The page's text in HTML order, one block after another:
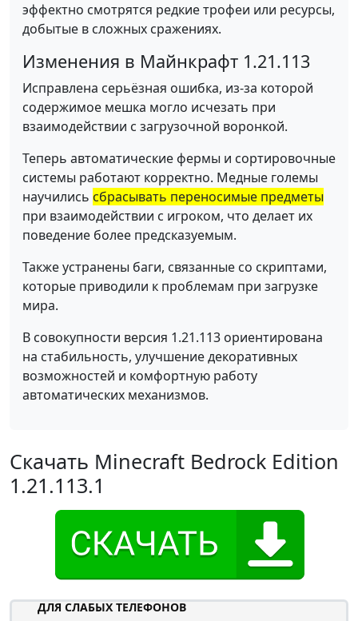
эффектно смотрятся редкие трофеи или ресурсы,
добытые в сложных сражениях.
Изменения в Майнкрафт 1.21.113
Исправлена серьёзная ошибка, из-за которой
содержимое мешка могло исчезать при
взаимодействии с загрузочной воронкой.
Теперь автоматические фермы и сортировочные
системы работают корректно. Медные големы
научились сбрасывать переносимые предметы
при взаимодействии с игроком, что делает их
поведение более предсказуемым.
Также устранены баги, связанные со скриптами,
которые приводили к проблемам при загрузке
мира.
В совокупности версия 1.21.113 ориентирована
на стабильность, улучшение декоративных
возможностей и комфортную работу
автоматических механизмов.
Скачать Minecraft Bedrock Edition
1.21.113.1
ДЛЯ СЛАБЫХ ТЕЛЕФОНОВ